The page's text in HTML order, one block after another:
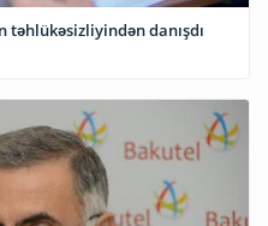
danışdı